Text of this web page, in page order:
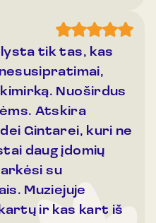
tik tas, kas
Nuoširdus
Atskira
Gintarei, kuri ne
daug įdomių
su
Muziejuje
ir kas kart iš